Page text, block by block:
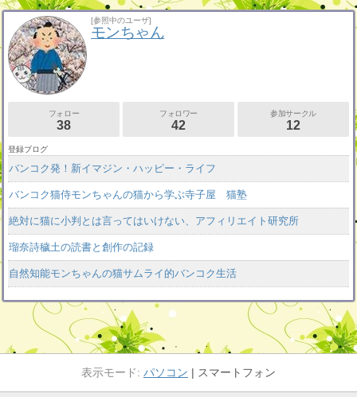
[参照中のユーザ]
モンちゃん
フォロー
38
フォロワー
42
参加サークル
12
登録ブログ
バンコク発！新イマジン・ハッピー・ライフ
バンコク猫侍モンちゃんの猫から学ぶ寺子屋 猫塾
絶対に猫に小判とは言ってはいけない、アフィリエイト研究所
瑠奈詩穢土の読書と創作の記録
自然知能モンちゃんの猫サムライ的バンコク生活
パソコン スマートフォン